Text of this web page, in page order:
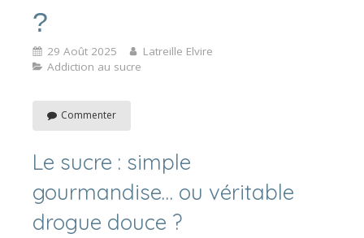
?
29 Août 2025
Latreille Elvire
Addiction au sucre
Commenter
Le sucre : simple
gourmandise… ou véritable
drogue douce ?